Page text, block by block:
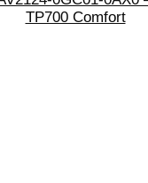
TP700 Comfort